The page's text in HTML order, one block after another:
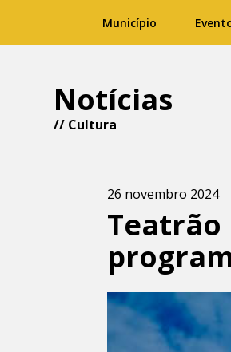
Município
Notícias
// Cultura
26 novembro 2024
Teatrão